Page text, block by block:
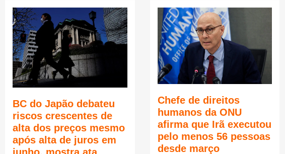
BC do Japão debateu
riscos crescentes de
alta dos preços mesmo
após alta de juros em
Chefe de direitos
humanos da ONU
afirma que Irã executou
pelo menos 56 pessoas
desde março